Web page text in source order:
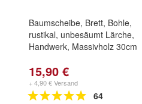
Baumscheibe, Brett, Bohle,
rustikal, unbesäumt Lärche,
Handwerk, Massivholz 30cm
15,90 €
+ 4,90 € Versand
64